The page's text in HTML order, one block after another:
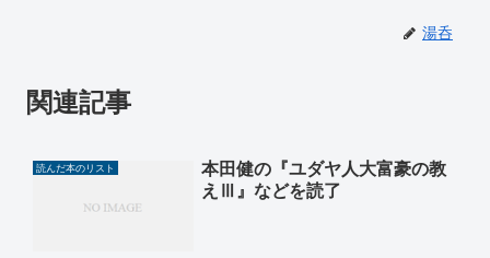
湯呑
関連記事
読んだ本のリスト
本田健の『ユダヤ人大富豪の教
えⅢ』などを読了